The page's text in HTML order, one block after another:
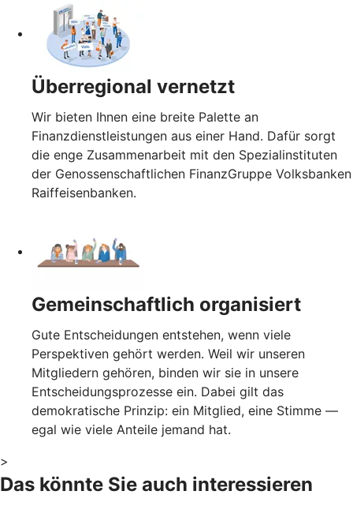
Überregional vernetzt
Wir bieten Ihnen eine breite Palette an
Finanzdienstleistungen aus einer Hand. Dafür sorgt
die enge Zusammenarbeit mit den Spezialinstituten
der Genossenschaftlichen FinanzGruppe Volksbanken
Raiffeisenbanken.
Gemeinschaftlich organisiert
Gute Entscheidungen entstehen, wenn viele
Perspektiven gehört werden. Weil wir unseren
Mitgliedern gehören, binden wir sie in unsere
Entscheidungsprozesse ein. Dabei gilt das
demokratische Prinzip: ein Mitglied, eine Stimme —
egal wie viele Anteile jemand hat.
>
Das könnte Sie auch interessieren